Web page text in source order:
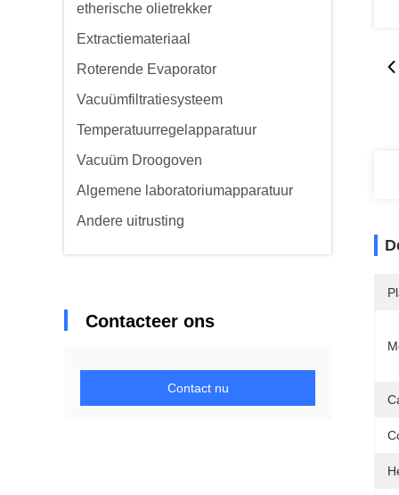
etherische olietrekker
Extractiemateriaal
Roterende Evaporator
Vacuümfiltratiesysteem
Temperatuurregelapparatuur
Vacuüm Droogoven
Algemene laboratoriumapparatuur
Andere uitrusting
Contacteer ons
Contact nu